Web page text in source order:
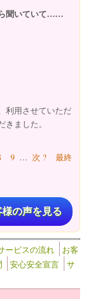
聞いていて……
利用させていただ
ました。
9 … 次 ?
最終
様の声を見る
ービスの流れ
お客
安心安全宣言
サ